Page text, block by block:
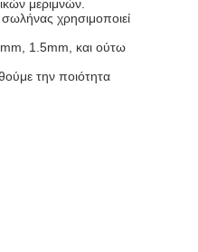
μεριμνών.
χρησιμοποιεί
1.5mm, και ούτω
την ποιότητα